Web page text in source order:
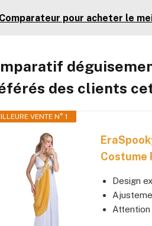
Comparateur pour acheter le
des clients
VENTE N° 1
Costume
Design
Attention